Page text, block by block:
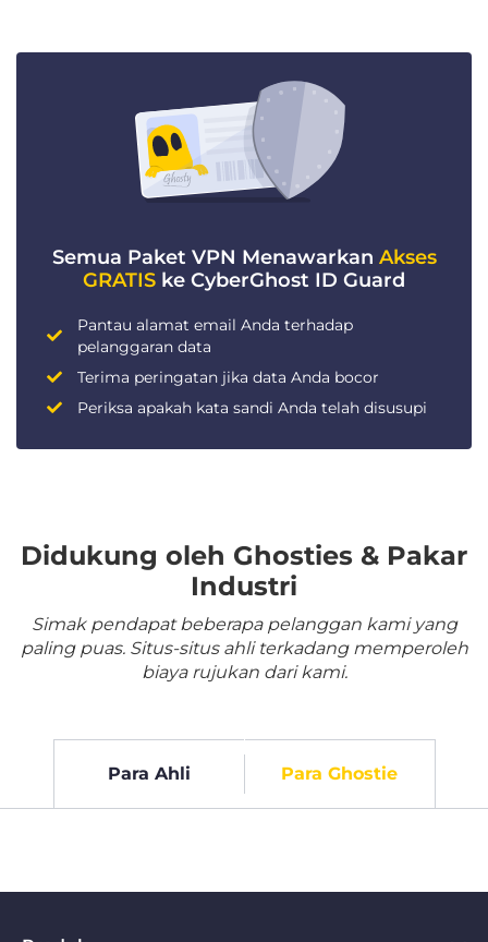
Semua Paket VPN Menawarkan Akses
GRATIS ke CyberGhost ID Guard
Pantau alamat email Anda terhadap
pelanggaran data
Terima peringatan jika data Anda bocor
Periksa apakah kata sandi Anda telah disusupi
Didukung oleh Ghosties & Pakar
Industri
Simak pendapat beberapa pelanggan kami yang
paling puas. Situs-situs ahli terkadang memperoleh
biaya rujukan dari kami.
Para Ahli Para Ghostie